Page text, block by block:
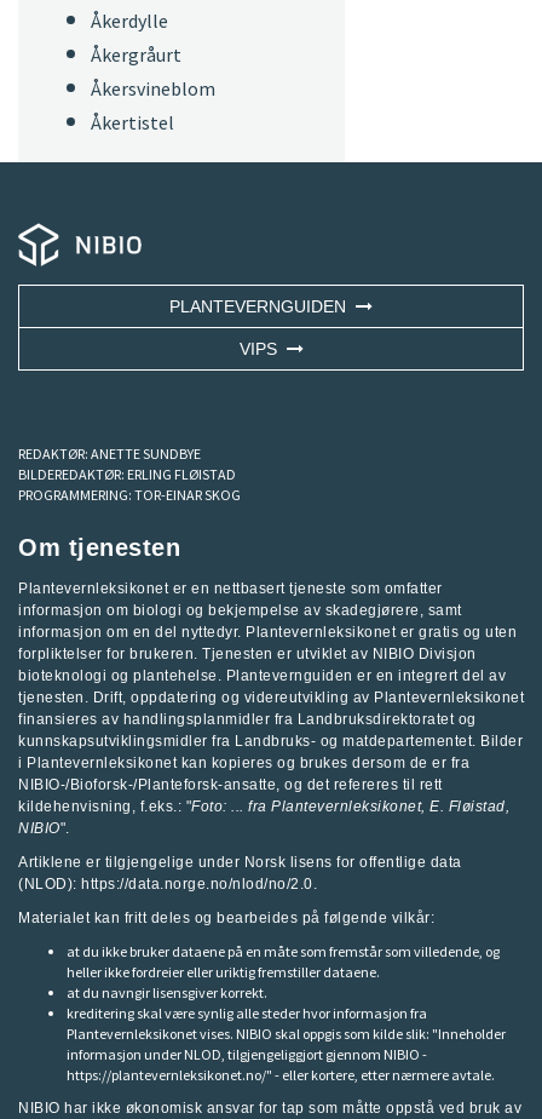
Åkerdylle
Åkergråurt
Åkersvineblom
Åkertistel
PLANTEVERNGUIDEN
VIPS
REDAKTØR: ANETTE SUNDBYE
BILDEREDAKTØR: ERLING FLØISTAD
PROGRAMMERING: TOR-EINAR SKOG
Om tjenesten
Plantevernleksikonet er en nettbasert tjeneste som omfatter
informasjon om biologi og bekjempelse av skadegjørere, samt
informasjon om en del nyttedyr. Plantevernleksikonet er gratis og uten
forpliktelser for brukeren. Tjenesten er utviklet av NIBIO Divisjon
bioteknologi og plantehelse . Plantevernguiden er en integrert del av
tjenesten. Drift, oppdatering og videreutvikling av Plantevernleksikonet
finansieres av handlingsplanmidler fra Landbruksdirektoratetog
kunnskapsutviklingsmidler fra Landbruks- og matdepartementet. Bilder
i Plantevernleksikonet kan kopieres og brukes dersom de er fra
NIBIO-/Bioforsk-/Planteforsk-ansatte, og det refereres til rett
kildehenvisning, f.eks.: "Foto: ... fra Plantevernleksikonet, E. Fløistad,
NIBIO".
Artiklene er tilgjengelige under Norsk lisens for offentlige data
(NLOD): https://data.norge.no/nlod/no/2.0.
Materialet kan fritt deles og bearbeides på følgende vilkår:
at du ikke bruker dataene på en måte som fremstår som villedende, og
heller ikke fordreier eller uriktig fremstiller dataene.
at du navngir lisensgiver korrekt.
kreditering skal være synlig alle steder hvor informasjon fra
Plantevernleksikonet vises. NIBIO skal oppgis som kilde slik: "Inneholder
informasjon under NLOD, tilgjengeliggjort gjennom NIBIO -
https://plantevernleksikonet.no/" - eller kortere, etter nærmere avtale.
NIBIO har ikke økonomisk ansvar for tap som måtte oppstå ved bruk av